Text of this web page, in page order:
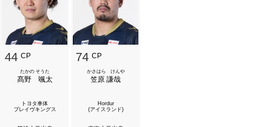
44 CP
たかの そうた
髙野 颯太
トヨタ車体
ブレイヴキングス
74 CP
かさはら けんや
笠原 謙哉
Hordur
(アイスランド)